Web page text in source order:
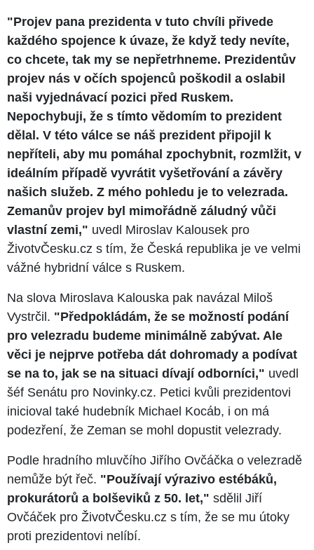
"Projev pana prezidenta v tuto chvíli přivede
každého spojence k úvaze, že když tedy nevíte,
co chcete, tak my se nepřetrhneme. Prezidentův
projev nás v očích spojenců poškodil a oslabil
naši vyjednávací pozici před Ruskem.
Nepochybuji, že s tímto vědomím to prezident
dělal. V této válce se náš prezident připojil k
nepříteli, aby mu pomáhal zpochybnit, rozmlžit, v
ideálním případě vyvrátit vyšetřování a závěry
našich služeb. Z mého pohledu je to velezrada.
Zemanův projev byl mimořádně záludný vůči
vlastní zemi," uvedl Miroslav Kalousek pro
ŽivotvČesku.cz s tím, že Česká republika je ve velmi
vážné hybridní válce s Ruskem.
Na slova Miroslava Kalouska pak navázal Miloš
Vystrčil. "Předpokládám, že se možností podání
pro velezradu budeme minimálně zabývat. Ale
věci je nejprve potřeba dát dohromady a podívat
se na to, jak se na situaci dívají odborníci," uvedl
šéf Senátu pro Novinky.cz. Petici kvůli prezidentovi
inicioval také hudebník Michael Kocáb, i on má
podezření, že Zeman se mohl dopustit velezrady.
Podle hradního mluvčího Jiřího Ovčáčka o velezradě
nemůže být řeč. "Používají výrazivo estébáků,
prokurátorů a bolševiků z 50. let," sdělil Jiří
Ovčáček pro ŽivotvČesku.cz s tím, že se mu útoky
proti prezidentovi nelíbí.